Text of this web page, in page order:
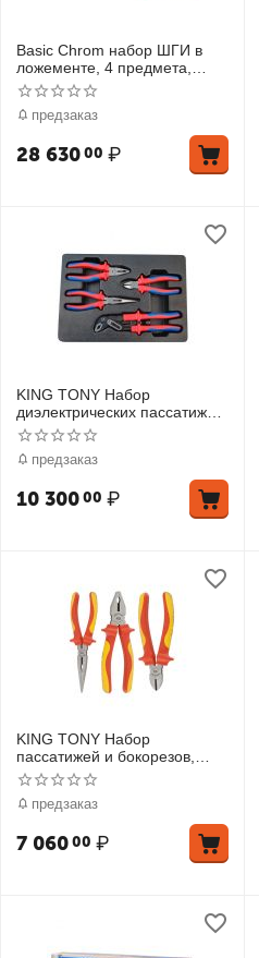
Basic Chrom набор ШГИ в
ложементе, 4 предмета,
комплектация: KN-0305180,
KN-2615200, KN-7405180,
KN-предзаказ
28 63000 ₽
KING TONY Набор
диэлектрических пассатижей
и бокорезов, ложемент, 4
предмета
предзаказ
10 30000 ₽
KING TONY Набор
пассатижей и бокорезов,
диэлектрических, 3 предмета
предзаказ
7 06000 ₽